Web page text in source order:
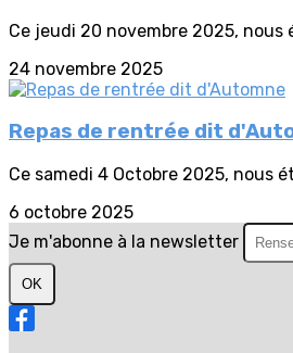
Ce jeudi 20 novembre 2025,
24 novembre 2025
Repas de rentrée dit
Ce samedi 4 Octobre 2025, nous
6 octobre 2025
Je m'abonne à la newsletter
OK